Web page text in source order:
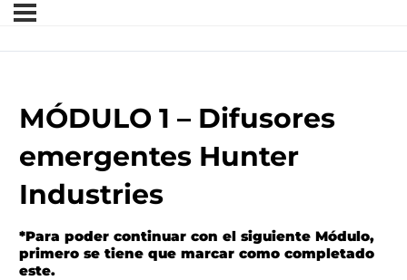
MÓDULO 1 – Difusores
emergentes Hunter
Industries
*Para poder continuar con el siguiente Módulo,
primero se tiene que marcar como completado
este.